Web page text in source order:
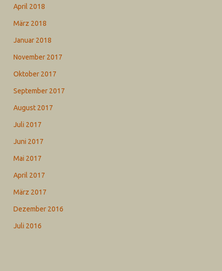
April 2018
März 2018
Januar 2018
November 2017
Oktober 2017
September 2017
August 2017
Juli 2017
Juni 2017
Mai 2017
April 2017
März 2017
Dezember 2016
Juli 2016